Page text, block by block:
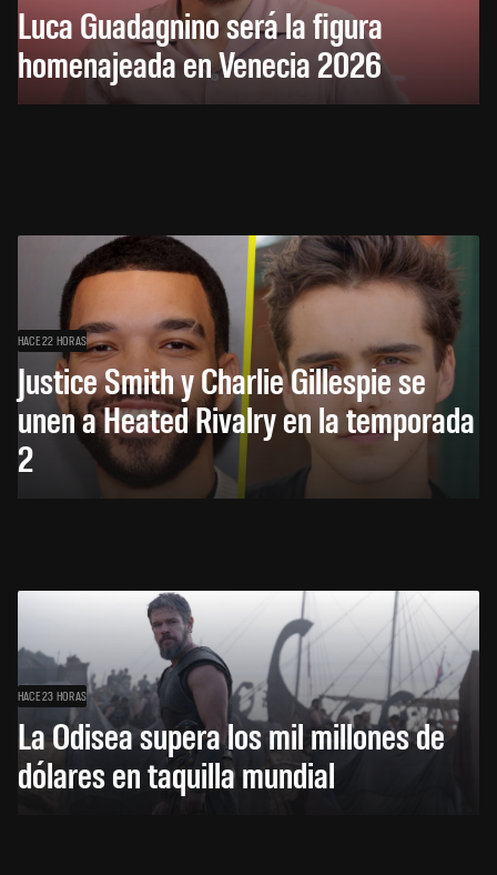
Luca Guadagnino será la figura
homenajeada en Venecia 2026
HACE 22 HORAS
Justice Smith y Charlie Gillespie se
unen a Heated Rivalry en la temporada
2
HACE 23 HORAS
La Odisea supera los mil millones de
dólares en taquilla mundial